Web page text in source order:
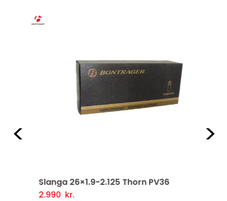
Slanga 26×1.9-2.125 Thorn PV36
2.990kr.
Setja Í Körfu